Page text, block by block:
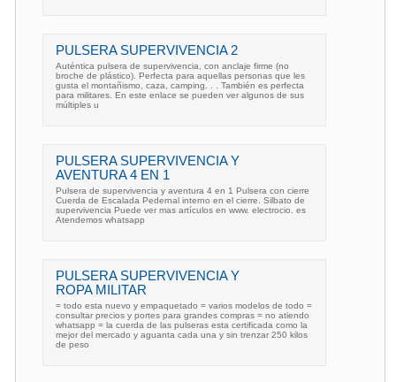
PULSERA SUPERVIVENCIA 2
Auténtica pulsera de supervivencia, con anclaje firme (no
broche de plástico). Perfecta para aquellas personas que les
gusta el montañismo, caza, camping. . . También es perfecta
para militares. En este enlace se pueden ver algunos de sus
múltiples u
PULSERA SUPERVIVENCIA Y
AVENTURA 4 EN 1
Pulsera de supervivencia y aventura 4 en 1 Pulsera con cierre
Cuerda de Escalada Pedernal interno en el cierre. Silbato de
supervivencia Puede ver mas artículos en www. electrocio. es
Atendemos whatsapp
PULSERA SUPERVIVENCIA Y
ROPA MILITAR
= todo esta nuevo y empaquetado = varios modelos de todo =
consultar precios y portes para grandes compras = no atiendo
whatsapp = la cuerda de las pulseras esta certificada como la
mejor del mercado y aguanta cada una y sin trenzar 250 kilos
de peso